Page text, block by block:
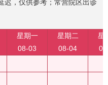
迟，仅供参考；常营院区出诊
星期一
08-03
星期二
08-04
星